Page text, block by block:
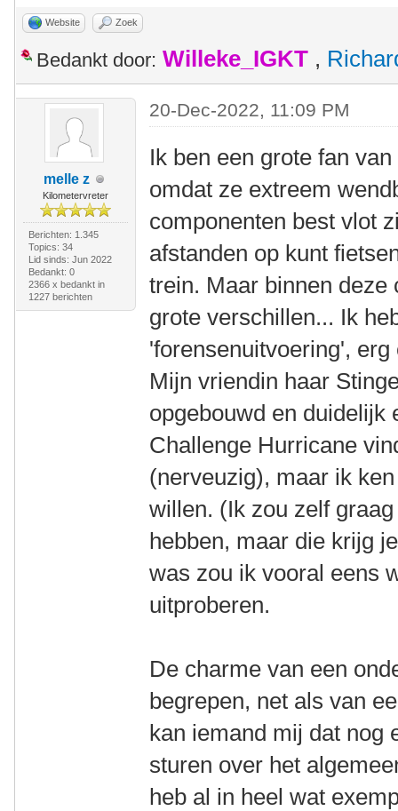
Website Zoek
Bedankt door: Willeke_IGKT ,
melle z
Kilometervreter
Berichten: 1.345
Topics: 34
Lid sinds: Jun 2022
Bedankt: 0
2366 x bedankt in
1227 berichten
20-Dec-2022, 11:09 PM
Ik ben een grote fan
omdat ze extreem
componenten best vlot
afstanden op kunt
trein. Maar binnen
grote verschillen... Ik
'forensenuitvoering',
Mijn vriendin haar
opgebouwd en duidelijk
Challenge Hurricane
(nerveuzig), maar ik
willen. (Ik zou zelf
hebben, maar die krijg
was zou ik vooral eens
uitproberen.
De charme van een
begrepen, net als van
kan iemand mij dat nog
sturen over het
heb al in heel wat